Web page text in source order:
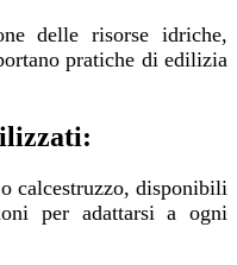
delle risorse idriche,
pratiche di edilizia
calcestruzzo, disponibili
per adattarsi a ogni